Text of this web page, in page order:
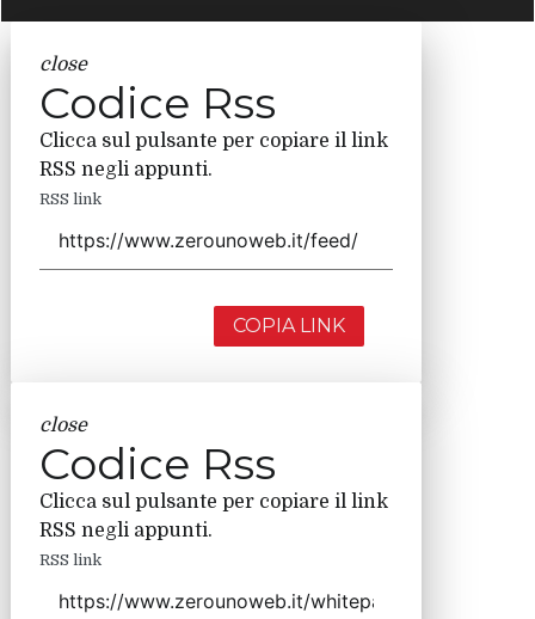
close
Codice Rss
Clicca sul pulsante per copiare il link
RSS negli appunti.
RSS link
COPIA LINK
close
Codice Rss
Clicca sul pulsante per copiare il link
RSS negli appunti.
RSS link